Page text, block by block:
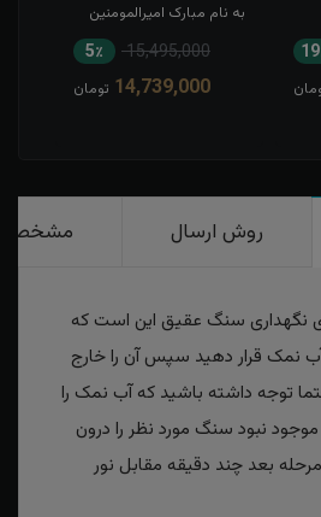
به نام مبارک امیرالمومنین
15,495,000 5٪
14,739,000 تومان
روش ارسال
نگهداری سنگ عقیق این است که
دقیقه در آب نمک قرار دهید سپس آن را خارج
توجه داشته باشید که آب نمک را
نبود سنگ مورد نظر را درون
بعد چند دقیقه مقابل نور